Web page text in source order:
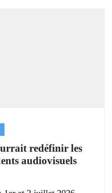
redéfinir les
audiovisuels